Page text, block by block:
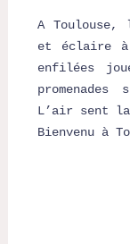
A
et éclaire à
enfilées
L’air sent la
Bienvenu à